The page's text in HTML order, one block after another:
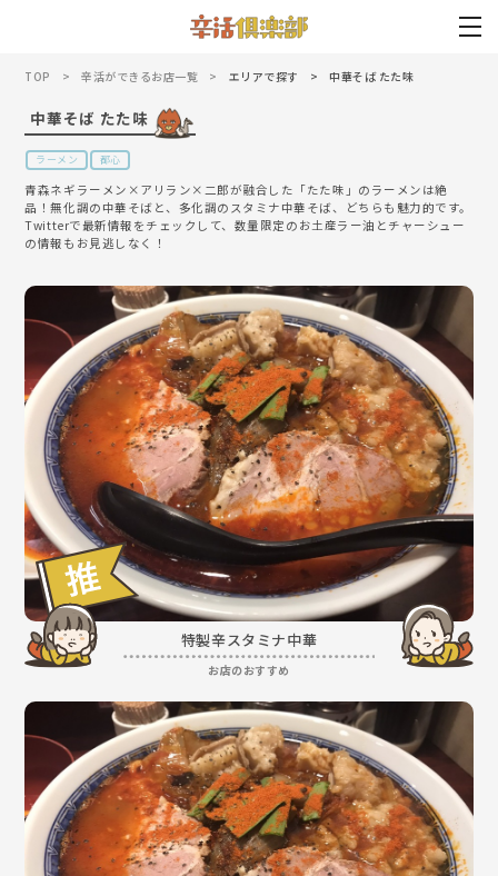
TOP 辛活ができるお店一覧 エリアで探す 中華そば たた味
中華そば たた味
ラーメン 都心
青森ネギラーメン×アリラン×二郎が融合した「たた味」のラーメンは絶
品！無化調の中華そばと、多化調のスタミナ中華そば、どちらも魅力的です。
Twitterで最新情報をチェックして、数量限定のお土産ラー油とチャーシュー
の情報もお見逃しなく！
お店のおすすめ
特製辛スタミナ中華